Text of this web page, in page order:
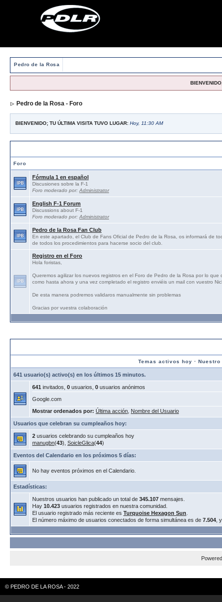
Pedro de la Rosa
Pedro de la Rosa - Foro
BIENVENIDO; TU ÚLTIMA VISITA TUVO LUGAR: Hoy, 11:30 AM
Foro
Fórmula 1 en español
Discusiones sobre la F-1
Foro moderado por: Administrator
English F-1 Forum
Discussions about F-1
Foro moderado por: Administrator
Pedro de la Rosa Fan Club
En este apartado, el Club de Fans Oficial de Pedro de la Rosa, os informará de
de todos los procedimientos para hacerse socio del club.
Registro en el Foro
Hola foristas,
Queremos agilizar los nuevos registros en el Foro de Pedro de la Rosa por lo
como hasta ahora y una vez completado el registro enviéis un mail con vuestro
De esta manera podremos validaros manualmente sin problemas
Gracias por vuestra colaboración
Temas activos hoy · Nuestro
641 usuario(s) activo(s) en los últimos 15 minutos.
641 invitados, 0 usuarios, 0 usuarios anónimos
Google.com
Mostrar ordenados por: Última acción Nombre del Usuario
Usuarios que celebran su cumpleaños hoy:
2 usuarios celebrando su cumpleaños hoy
manugbn(43), SoicleGlica(44)
Eventos del Calendario en los próximos 5 días:
No hay eventos próximos en el Calendario.
Estadísticas:
Nuestros usuarios han publicado un total de 345.107 mensajes.
Hay 10.423 usuarios registrados en nuestra comunidad.
El usuario registrado más reciente es Turquoise Hexagon Sun
El número máximo de usuarios conectados de forma simultánea es de 7.504 ,
© PEDRO DE LA ROSA - 2022